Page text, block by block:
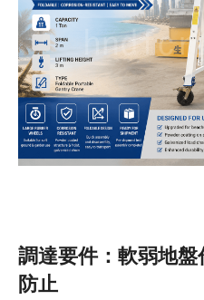
お客様に最適なソリ
いたします
調達要件：軟弱地
防止